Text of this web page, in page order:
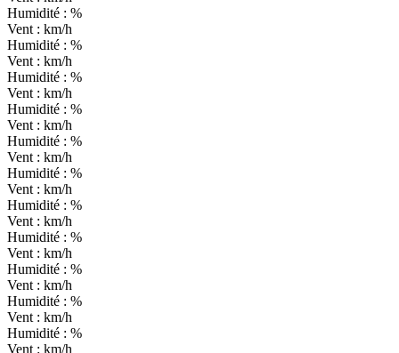
Humidité : %
Vent : km/h
Humidité : %
Vent : km/h
Humidité : %
Vent : km/h
Humidité : %
Vent : km/h
Humidité : %
Vent : km/h
Humidité : %
Vent : km/h
Humidité : %
Vent : km/h
Humidité : %
Vent : km/h
Humidité : %
Vent : km/h
Humidité : %
Vent : km/h
Humidité : %
Vent : km/h